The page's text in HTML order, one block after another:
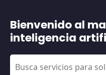
Bienvenido al
inteligencia